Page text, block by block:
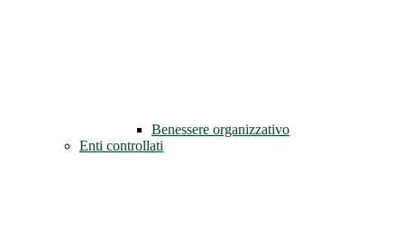
Benessere organizzativo
Enti controllati